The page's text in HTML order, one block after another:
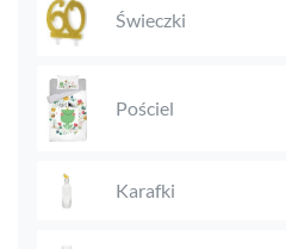
Świeczki
Pościel
Karafki